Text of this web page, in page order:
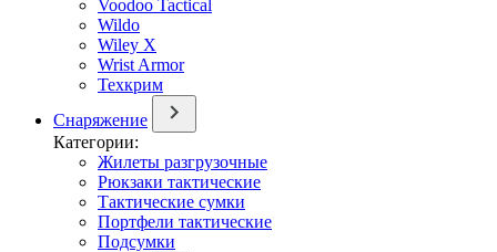
Voodoo Tactical
Wildo
Wiley X
Wrist Armor
Техкрим
Снаряжение
Категории:
Жилеты разгрузочные
Рюкзаки тактические
Тактические сумки
Портфели тактические
Подсумки